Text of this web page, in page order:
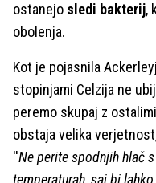
ostanejo sledi bakterij,
obolenja.
Kot je pojasnila
stopinjami Celzija ne
peremo skupaj z
obstaja velika
''Ne perite spodnjih hlač
temperaturah, saj bi